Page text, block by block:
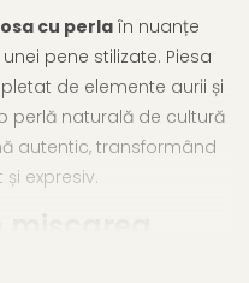
cu perla în nuanțe
pene stilizate. Piesa
de elemente aurii și
perlă naturală de cultură
autentic, transformând
expresiv.